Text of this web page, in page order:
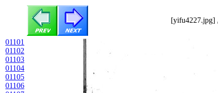
[yifu4227.jpg]
01101
01102
01103
01104
01105
01106